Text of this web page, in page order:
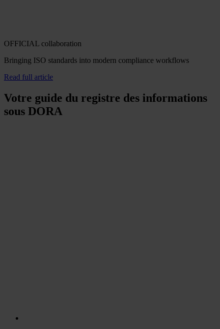
OFFICIAL collaboration
Bringing ISO standards into modern compliance workflows
Read full article
Votre guide du registre des informations
sous DORA